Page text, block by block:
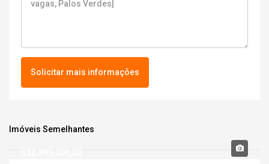
Solicitar mais informações
Imóveis Semelhantes
R$2.899.000,00